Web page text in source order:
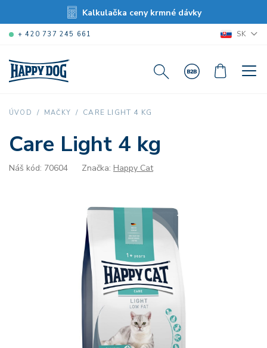
Kalkulačka ceny krmné dávky
+ 420 737 245 661 SK
ÚVOD MAČKY CARE LIGHT 4 KG
Care Light 4 kg
Náš kód: 70604 Značka: Happy Cat